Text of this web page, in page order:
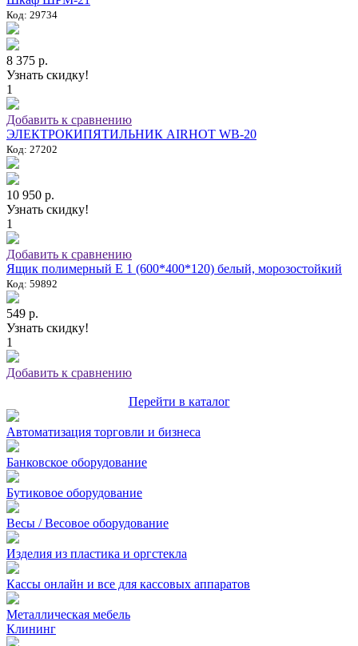
Код: 29734
8 375 р.
Узнать скидку!
1
Добавить к сравнению
ЭЛЕКТРОКИПЯТИЛЬНИК AIRHOT WB-20
Код: 27202
10 950 р.
Узнать скидку!
1
Добавить к сравнению
Ящик полимерный E 1 (600*400*120) белый, морозостойкий
Код: 59892
549 р.
Узнать скидку!
1
Добавить к сравнению
Перейти в каталог
Автоматизация торговли и бизнеса
Банковское оборудование
Бутиковое оборудование
Весы / Весовое оборудование
Изделия из пластика и оргстекла
Кассы онлайн и все для кассовых аппаратов
Металлическая мебель
Клининг